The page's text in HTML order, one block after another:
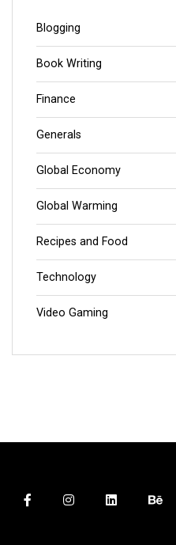
Blogging
Book Writing
Finance
Generals
Global Economy
Global Warming
Recipes and Food
Technology
Video Gaming